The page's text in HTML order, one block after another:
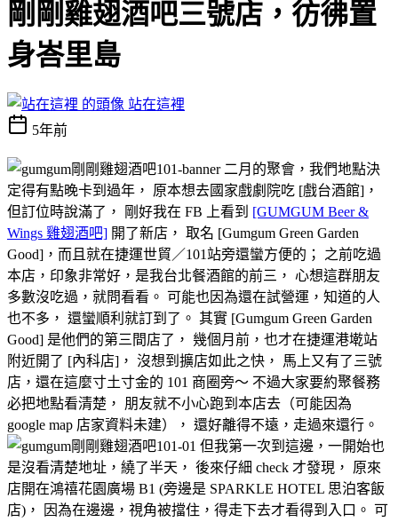
剛剛雞翅酒吧三號店，彷彿置
身峇里島
站在這裡
5年前
二月的聚會，我們地點決
定得有點晚卡到過年， 原本想去國家戲劇院吃 [戲台酒館]，
但訂位時說滿了， 剛好我在 FB 上看到 [GUMGUM Beer &
Wings 雞翅酒吧] 開了新店， 取名 [Gumgum Green Garden
Good]，而且就在捷運世貿／101站旁還蠻方便的； 之前吃過
本店，印象非常好，是我台北餐酒館的前三， 心想這群朋友
多數沒吃過，就問看看。 可能也因為還在試營運，知道的人
也不多， 還蠻順利就訂到了。 其實 [Gumgum Green Garden
Good] 是他們的第三間店了， 幾個月前，也才在捷運港墘站
附近開了 [內科店]， 沒想到擴店如此之快， 馬上又有了三號
店，還在這麼寸土寸金的 101 商圈旁～ 不過大家要約聚餐務
必把地點看清楚， 朋友就不小心跑到本店去（可能因為
google map 店家資料未建）， 還好離得不遠，走過來還行。
但我第一次到這邊，一開始也
是沒看清楚地址，繞了半天， 後來仔細 check 才發現， 原來
店開在鴻禧花園廣場 B1 (旁邊是 SPARKLE HOTEL 思泊客飯
店)， 因為在邊邊，視角被擋住，得走下去才看得到入口。 可